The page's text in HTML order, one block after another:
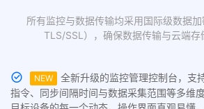
所有监控与数据传输均采用国际级数据
TLS/SSL），确保数据传输与云端存
NEW
全新升级的监控管理控制台，支
指令、同步间隔时间与数据采集范围等多维